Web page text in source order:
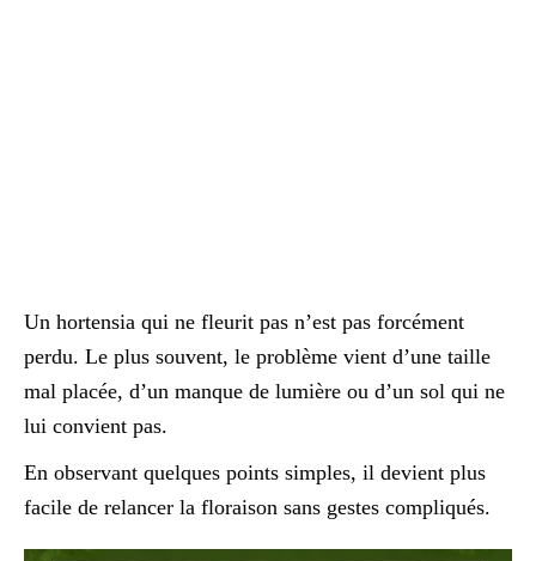
Un hortensia qui ne fleurit pas n’est pas forcément
perdu. Le plus souvent, le problème vient d’une taille
mal placée, d’un manque de lumière ou d’un sol qui ne
lui convient pas.
En observant quelques points simples, il devient plus
facile de relancer la floraison sans gestes compliqués.